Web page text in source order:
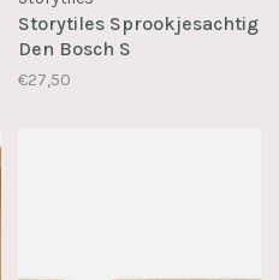
Storytiles Sprookjesachtig
Den Bosch S
€27,50